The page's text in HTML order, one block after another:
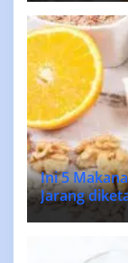
Ini 5
Jarang